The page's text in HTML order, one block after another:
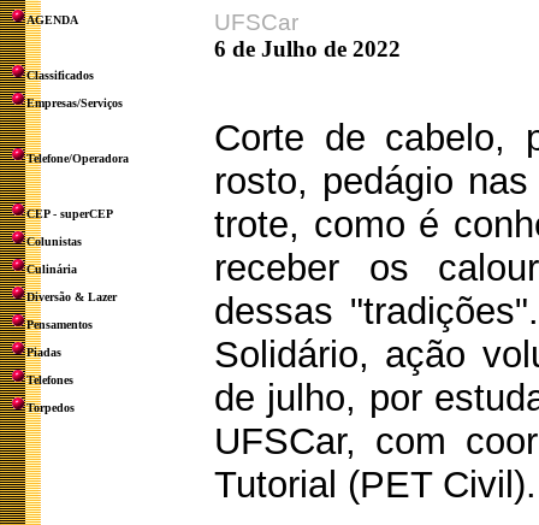
AGENDA
Classificados
Empresas/Serviços
Telefone/Operadora
CEP - superCEP
Colunistas
Culinária
Diversão & Lazer
Pensamentos
Piadas
Telefones
Torpedos
UFSCar
6 de Julho de 2022
Corte de cabelo,
rosto, pedágio
trote, como é
receber os
dessas
Solidário, ação
de julho, por
UFSCar, com
Tutorial (PET Civil).